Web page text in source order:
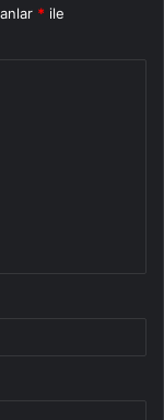
* ile